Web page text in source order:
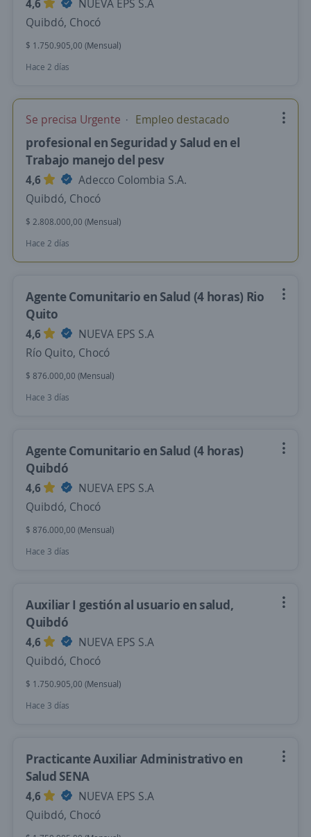
4,6
NUEVA EPS S.A
Quibdó, Chocó
$ 1.750.905,00 (Mensual)
Hace 2 días
Se precisa Urgente Empleo destacado
profesional en Seguridad y Salud en el
Trabajo manejo del pesv
4,6
Adecco Colombia S.A.
Quibdó, Chocó
$ 2.808.000,00 (Mensual)
Hace 2 días
Agente Comunitario en Salud (4 horas) Rio
Quito
4,6
NUEVA EPS S.A
Río Quito, Chocó
$ 876.000,00 (Mensual)
Hace 3 días
Agente Comunitario en Salud (4 horas)
Quibdó
4,6
NUEVA EPS S.A
Quibdó, Chocó
$ 876.000,00 (Mensual)
Hace 3 días
Auxiliar I gestión al usuario en salud,
Quibdó
4,6
NUEVA EPS S.A
Quibdó, Chocó
$ 1.750.905,00 (Mensual)
Hace 3 días
Practicante Auxiliar Administrativo en
Salud SENA
4,6
NUEVA EPS S.A
Quibdó, Chocó